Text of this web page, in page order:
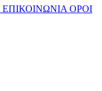
ΕΠΙΚΟΙΝΩΝΙΑ ΟΡΟΙ